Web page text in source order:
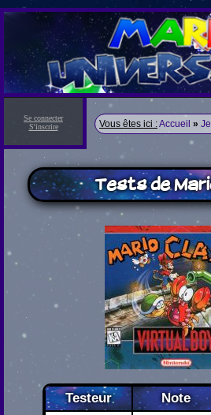
Se connecter
S'inscrire
Vous êtes ici :Accueil »
Tests de
Testeur Note